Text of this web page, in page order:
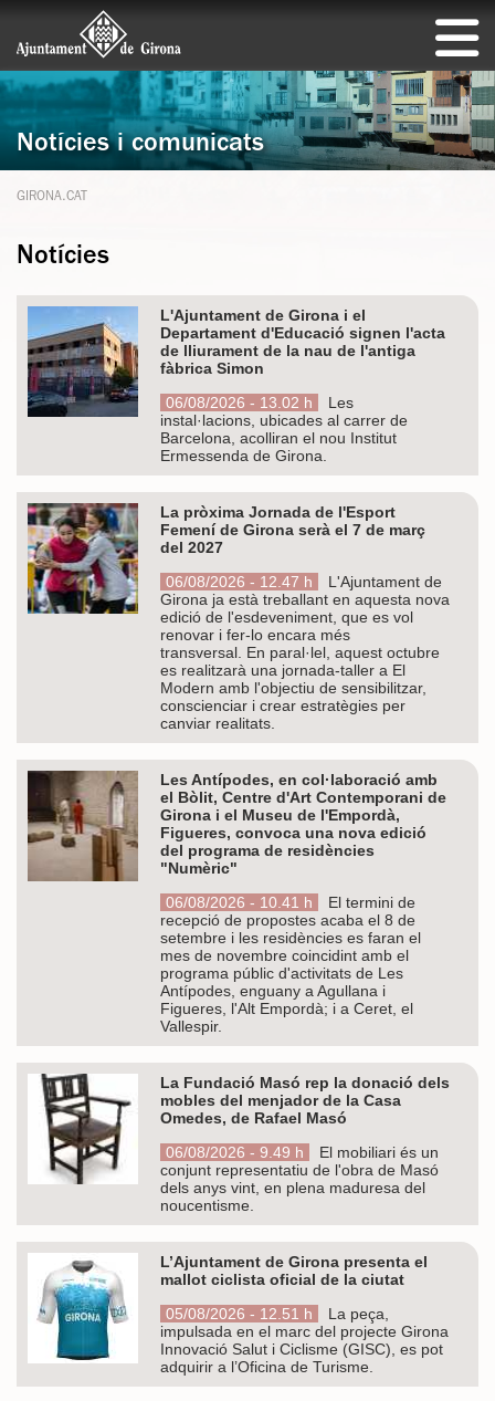
Notícies i comunicats
GIRONA.CAT
Notícies
L'Ajuntament de Girona i el
Departament d'Educació signen l'acta
de lliurament de la nau de l'antiga
fàbrica Simon
06/08/2026 - 13.02 h
Les
instal·lacions, ubicades al carrer de
Barcelona, acolliran el nou Institut
Ermessenda de Girona.
La pròxima Jornada de l'Esport
Femení de Girona serà el 7 de març
del 2027
06/08/2026 - 12.47 h
L'Ajuntament de
Girona ja està treballant en aquesta nova
edició de l'esdeveniment, que es vol
renovar i fer-lo encara més
transversal. En paral·lel, aquest octubre
es realitzarà una jornada-taller a El
Modern amb l'objectiu de sensibilitzar,
conscienciar i crear estratègies per
canviar realitats.
Les Antípodes, en col·laboració amb
el Bòlit, Centre d'Art Contemporani de
Girona i el Museu de l'Empordà,
Figueres, convoca una nova edició
del programa de residències
"Numèric"
06/08/2026 - 10.41 h
El termini de
recepció de propostes acaba el 8 de
setembre i les residències es faran el
mes de novembre coincidint amb el
programa públic d'activitats de Les
Antípodes, enguany a Agullana i
Figueres, l'Alt Empordà; i a Ceret, el
Vallespir.
La Fundació Masó rep la donació dels
mobles del menjador de la Casa
Omedes, de Rafael Masó
06/08/2026 - 9.49 h
El mobiliari és un
conjunt representatiu de l'obra de Masó
dels anys vint, en plena maduresa del
noucentisme.
L’Ajuntament de Girona presenta el
mallot ciclista oficial de la ciutat
05/08/2026 - 12.51 h
La peça,
impulsada en el marc del projecte Girona
Innovació Salut i Ciclisme (GISC), es pot
adquirir a l’Oficina de Turisme.